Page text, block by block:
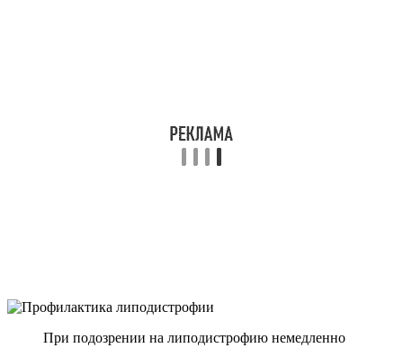
При подозрении на липодистрофию немедленно